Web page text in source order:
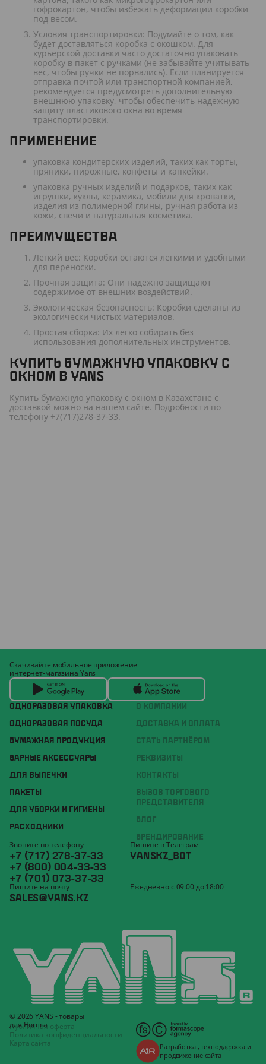
гофрокартон, чтобы избежать деформации коробки
под весом.
Условия транспортировки: Подумайте о том, как
будет доставляться коробка с окошком. Для
курьерской доставки часто достаточно упаковать
коробку в пакет с ручками (не забывайте учитывать
вес, чтобы ручки не порвались). Если планируется
отправка почтой или транспортной компанией,
рекомендуется предусмотреть дополнительную
внешнюю упаковку, чтобы обеспечить надежную
защиту пластикового окна во время
транспортировки.
ПРИМЕНЕНИЕ
упаковка кондитерских изделий, таких как торты,
пряники, пирожные, конфеты и капкейки.
упаковка ручных изделий и подарков, таких как
игрушки, куклы, керамика, мобили для кроватки,
изделия из полимерной глины, ручная работа из
кожи, свечи и натуральная косметика.
ПРЕИМУЩЕСТВА
Легкий вес: Коробки остаются легкими и удобными
для переноски.
Прочная защита: Они надежно защищают
содержимое от внешних воздействий.
Экологическая безопасность: Коробки сделаны из
экологически чистых материалов.
Простая сборка: Их легко собирать без
использования дополнительных инструментов.
КУПИТЬ БУМАЖНУЮ УПАКОВКУ С
ОКНОМ В YANS
Купить бумажную упаковку с окном в Казахстане с
доставкой можно на нашем сайте. Подробности по
телефону +7(717)278-37-33.
ОДНОРАЗОВАЯ УПАКОВКА
ОДНОРАЗОВАЯ ПОСУДА
БУМАЖНАЯ ПРОДУКЦИЯ
БАРНЫЕ АКСЕССУАРЫ
ДЛЯ ВЫПЕЧКИ
ПАКЕТЫ
ДЛЯ УБОРКИ И ГИГИЕНЫ
РАСХОДНИКИ
О КОМПАНИИ
ДОСТАВКА И ОПЛАТА
СТАТЬ ПАРТНЁРОМ
РЕКВИЗИТЫ
КОНТАКТЫ
ВЫЗОВ ТОРГОВОГО
ПРЕДСТАВИТЕЛЯ
БЛОГ
БРЕНДИРОВАНИЕ
Скачивайте мобильное приложение
интернет-магазина Yans
Звоните по телефону
+7 (717) 278-37-33
+7 (800) 004-33-33
+7 (701) 073-37-33
Пишите в Телеграм
YANSKZ_BOT
Пишите на почту
SALES@YANS.KZ
Ежедневно с 09:00 до 18:00
© 2026 YANS - товары
для Horeca
Публичная оферта
Политика конфиденциальности
Карта сайта
Разработка,техподдержка и
продвижениесайта